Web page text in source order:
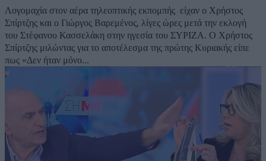
Λογομαχία στον αέρα τηλεοπτικής εκπομπής είχαν ο Χρήστος
Σπίρτζης και ο Γιώργος Βαρεμένος, λίγες ώρες μετά την εκλογή
του Στέφανου Κασσελάκη στην ηγεσία του ΣΥΡΙΖΑ. Ο Χρήστος
Σπίρτζης μιλώντας για το αποτέλεσμα της πρώτης Κυριακής είπε
πως «Δεν ήταν μόνο...